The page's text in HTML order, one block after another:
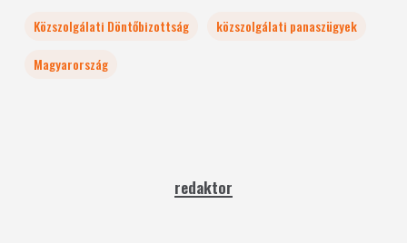
Közszolgálati Döntőbizottság
közszolgálati panaszügyek
Magyarország
redaktor